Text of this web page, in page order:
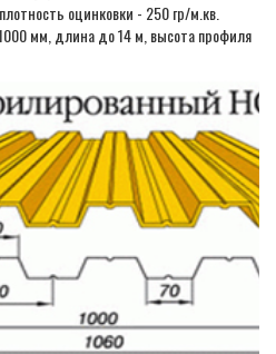
оцинковки - 250 гр/м.кв.
мм, длина до 14 м, высота профиля